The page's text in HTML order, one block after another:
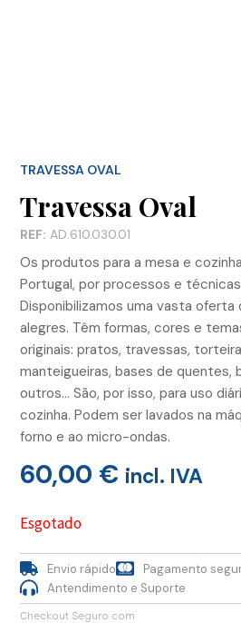
TRAVESSA OVAL
Travessa Oval
REF: AD.610.030.01
Os produtos para a mesa e
Portugal, por processos e
Disponibilizamos uma vasta oferta
alegres. Têm formas, cores e
originais: pratos, travessas,
manteigueiras, bases de quentes,
outros… São, por isso, para uso
cozinha. Podem ser lavados na
forno e ao micro-ondas.
60,00 € incl. IVA
Esgotado
Envio rápido
Pagamento
Antendimento e Suporte
Checkout Seguro com